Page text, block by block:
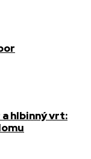
hlbinný vrt: